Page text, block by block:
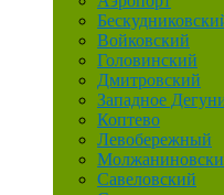
Войковский
Головинский
Дмитровский
Западное
Коптево
Левобережный
Савеловский